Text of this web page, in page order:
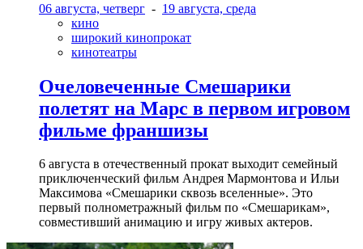
06 августа, четверг - 19 августа, среда
кино
широкий кинопрокат
кинотеатры
Очеловеченные Смешарики
полетят на Марс в первом игровом
фильме франшизы
6 августа в отечественный прокат выходит семейный
приключенческий фильм Андрея Мармонтова и Ильи
Максимова «Смешарики сквозь вселенные». Это
первый полнометражный фильм по «Смешарикам»,
совместивший анимацию и игру живых актеров.